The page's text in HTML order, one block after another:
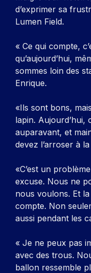
d’exprimer sa
Lumen Field.
« Ce qui compte,
qu’aujourd’hui,
sommes loin des
Enrique.
«Ils sont bons,
lapin. Aujourd’hui,
auparavant, et
devez l’arroser à
«C’est un
excuse. Nous ne
nous voulons. Et
compte. Non
aussi pendant les
« Je ne peux pas
avec des trous.
ballon ressemble